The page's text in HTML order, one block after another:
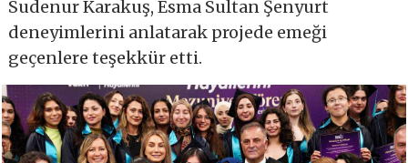
Sudenur Karakuş, Esma Sultan Şenyurt
deneyimlerini anlatarak projede emeği
geçenlere teşekkür etti.